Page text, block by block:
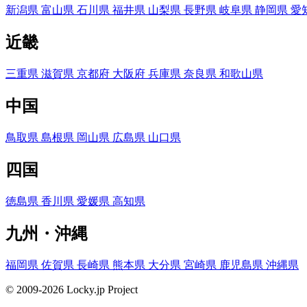
新潟県 富山県 石川県 福井県 山梨県 長野県 岐阜県 静岡県 愛
近畿
三重県 滋賀県 京都府 大阪府 兵庫県 奈良県 和歌山県
中国
鳥取県 島根県 岡山県 広島県 山口県
四国
徳島県 香川県 愛媛県 高知県
九州・沖縄
福岡県 佐賀県 長崎県 熊本県 大分県 宮崎県 鹿児島県 沖縄県
© 2009-2026 Locky.jp Project